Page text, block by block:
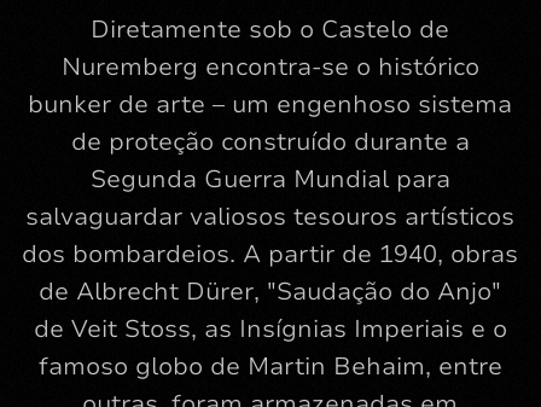
Diretamente sob o Castelo de
Nuremberg encontra-se o histórico
bunker de arte – um engenhoso sistema
de proteção construído durante a
Segunda Guerra Mundial para
salvaguardar valiosos tesouros artísticos
dos bombardeios. A partir de 1940, obras
de Albrecht Dürer, "Saudação do Anjo"
de Veit Stoss, as Insígnias Imperiais e o
famoso globo de Martin Behaim, entre